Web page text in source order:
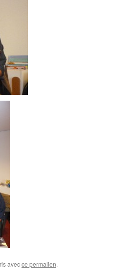
avecce permalien.